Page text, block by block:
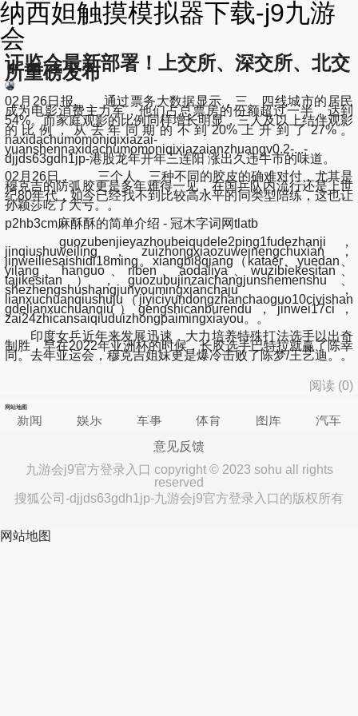
纳西妲触摸模拟器下载-j9九游
会
证监会最新部署！上交所、深交所、北交
所重磅发布
02月26日报, 通过票务大数据显示，三、四线城市的居民
成为电影消费主力军，他们占总票房的份额超过一半，达到
54%。而家庭观影的比例同样增长明显，三人及以上结伴观影
的比例，从去年同期的不到20%上升到了27%。
naxidachumomoniqixiazai-
yuanshennaxidachumomoniqixiazaianzhuangv0.2-...-
djjds63gdh1jp-港股龙年开年三连阳 涨出久违牛市的味道。
02月26日， 三个人、三种不同的胶皮的确难对付，尤其是
穆克吉的防弧胶更是多年难得一见，在国乒队内流行还是上世
纪80年代，如今已经找不到比较高水平的同类型陪练，这也让
孙颖莎吃了大亏。。
p2hb3cm麻酥酥的简单介绍 - 冠木字词网tlatb
guozubenjieyazhoubeiqudele2ping1fudezhanji，
jinqiushuweiling，zuizhongxiaozuweinengchuxian，
jinweiliesaishidi18ming。xiangbi8qiang（kataer、yuedan、
yilang、hanguo、riben、aodaliya、wuzibiekesitan、
tajikesitan），guozubujinzaichangjunshemenshu、
shezhengshushangjunyoumingxianchaju，
lianxuchuanqiushuju（jiyiciyundongzhanchaoguo10ciyishan
gdelianxuchuanqiu）gengshicanburendu，jinwei17ci，
zai24zhicansaiqiuduizhongpaimingxiayou。。
印度女乒近年来发展迅速，大力培养特殊打法选手以出奇
制胜，早在2022年亚洲杯的时候，长胶选手巴特拉就赢了陈幸
同。去年亚运会，穆克吉姐妹更是爆冷击败了陈梦/王艺迪。。
阅读 (0)
网站地图
新闻 娱乐 军事 体育 图库
汽车
意见反馈
九游会j9官方登录入口 copyright © 2023 sohu all rights
reserved
搜狐公司-djjds63gdh1jp-九游会j9官方登录入口的版权所有
网站地图